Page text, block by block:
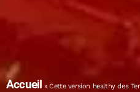
Accueil »Cette version healthy des